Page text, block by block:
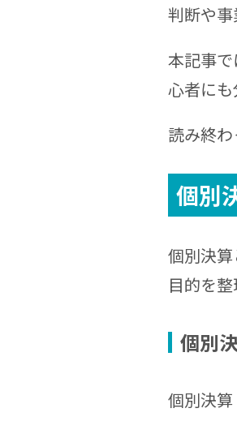
判断や事
本記事で
心者にも
読み終
個別
個別決
目的を整
個別
個別決算